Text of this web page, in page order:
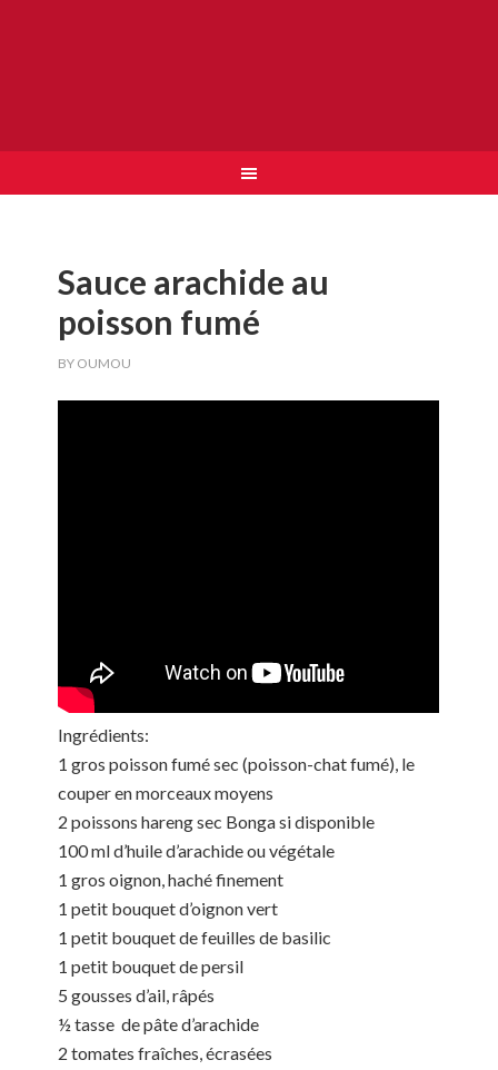
Sauce arachide au
poisson fumé
BY OUMOU
Ingrédients:
1 gros poisson fumé sec (poisson-chat fumé), le
couper en morceaux moyens
2 poissons hareng sec Bonga si disponible
100 ml d’huile d’arachide ou végétale
1 gros oignon, haché finement
1 petit bouquet d’oignon vert
1 petit bouquet de feuilles de basilic
1 petit bouquet de persil
5 gousses d’ail, râpés
½ tasse de pâte d’arachide
2 tomates fraîches, écrasées